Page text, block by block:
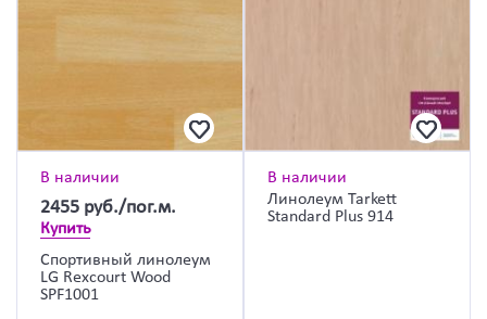
В наличии
2455 руб./пог.м.
Купить
Спортивный линолеум
LG Rexcourt Wood
SPF1001
В наличии
Линолеум Tarkett
Standard Plus 914